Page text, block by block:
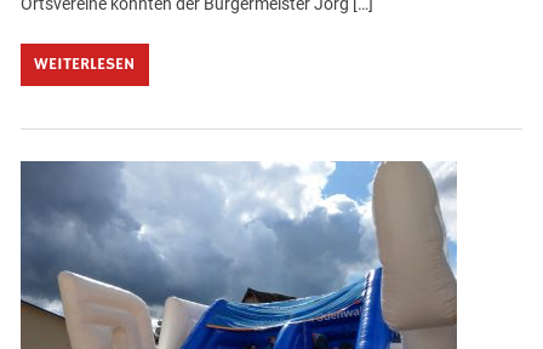
Ortsvereine konnten der Bürgermeister Jörg […]
WEITERLESEN